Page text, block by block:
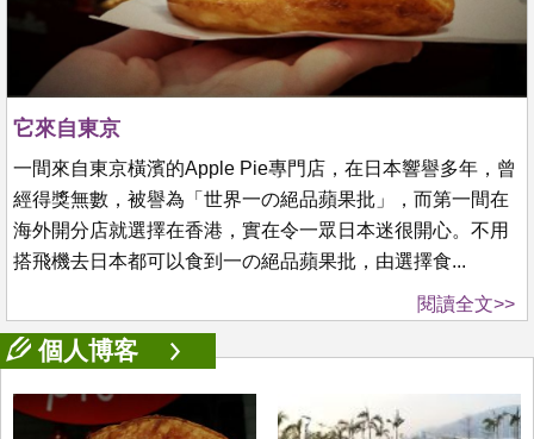
它來自東京
一間來自東京橫濱的Apple Pie專門店，在日本響譽多年，曾
經得獎無數，被譽為「世界一の絕品蘋果批」，而第一間在
海外開分店就選擇在香港，實在令一眾日本迷很開心。不用
搭飛機去日本都可以食到一の絕品蘋果批，由選擇食...
閱讀全文>>
個人博客